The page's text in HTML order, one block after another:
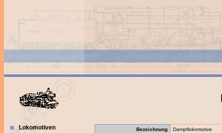
Lokomotiven
Bezeichnung
Dampflokomotive